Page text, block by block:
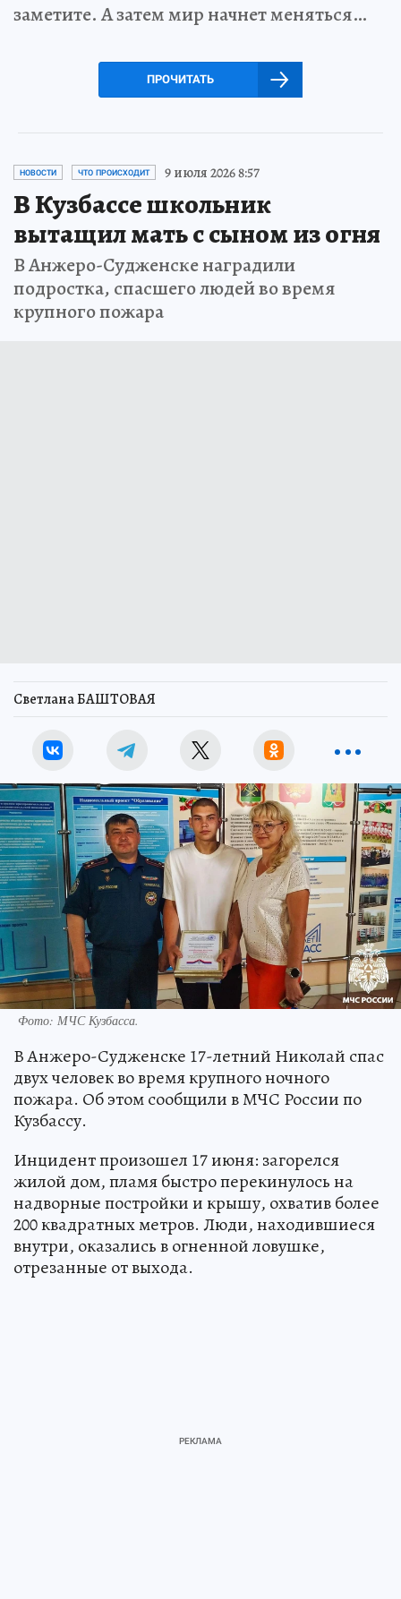
заметите. А затем мир начнет меняться…
ПРОЧИТАТЬ
НОВОСТИ ЧТО ПРОИСХОДИТ 9 июля 2026 8:57
В Кузбассе школьник
вытащил мать с сыном из огня
В Анжеро-Судженске наградили
подростка, спасшего людей во время
крупного пожара
Светлана БАШТОВАЯ
Фото: МЧС Кузбасса.
В Анжеро-Судженске 17-летний Николай спас
двух человек во время крупного ночного
пожара. Об этом сообщили в МЧС России по
Кузбассу.
Инцидент произошел 17 июня: загорелся
жилой дом, пламя быстро перекинулось на
надворные постройки и крышу, охватив более
200 квадратных метров. Люди, находившиеся
внутри, оказались в огненной ловушке,
отрезанные от выхода.